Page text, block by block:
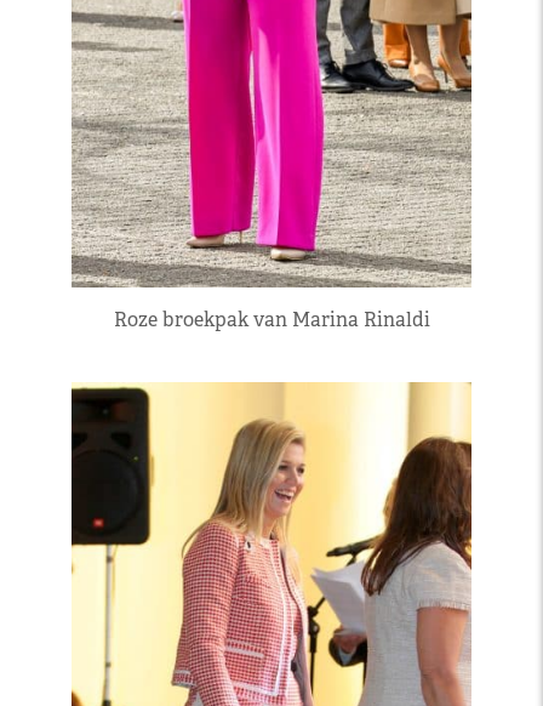
Roze broekpak van Marina Rinaldi